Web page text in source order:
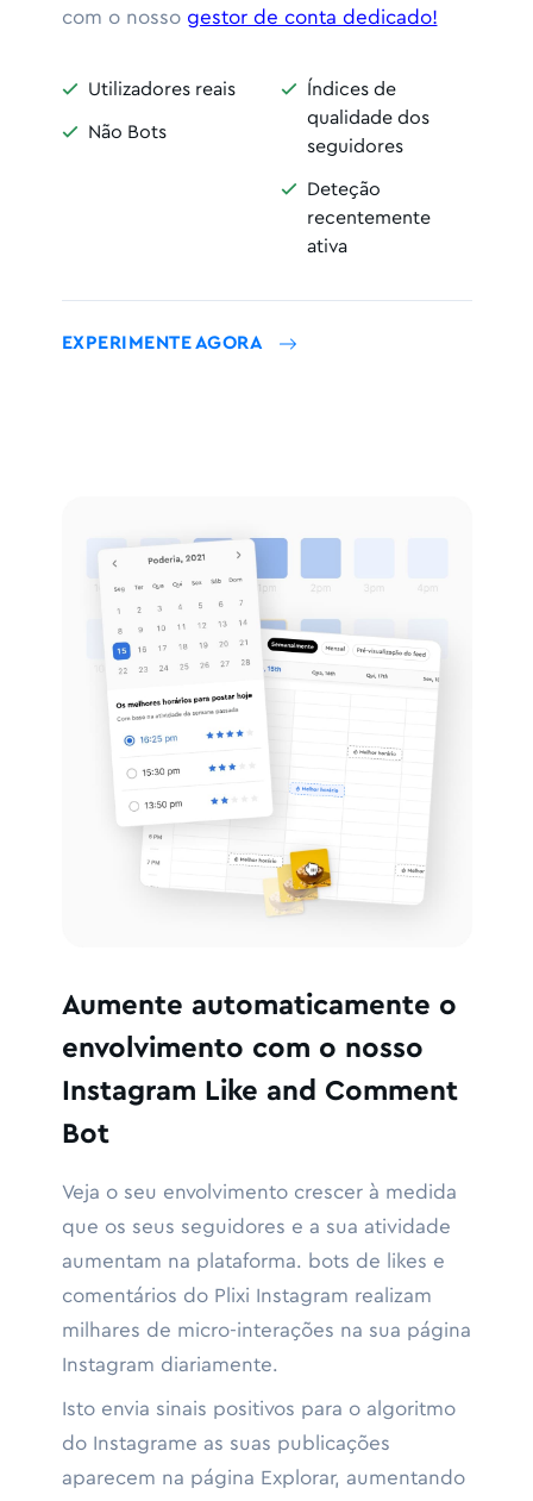
com o nosso gestor de conta dedicado!
 Utilizadores reais
 Não Bots

Índices de
qualidade dos
seguidores

Deteção
recentemente
ativa
EXPERIMENTE AGORA
Aumente automaticamente o
envolvimento com o nosso
Instagram Like and Comment
Bot
Veja o seu envolvimento crescer à medida
que os seus seguidores e a sua atividade
aumentam na plataforma. bots de likes e
comentários do Plixi Instagram realizam
milhares de micro-interações na sua página
Instagram diariamente.
Isto envia sinais positivos para o algoritmo
do Instagrame as suas publicações
aparecem na página Explorar, aumentando